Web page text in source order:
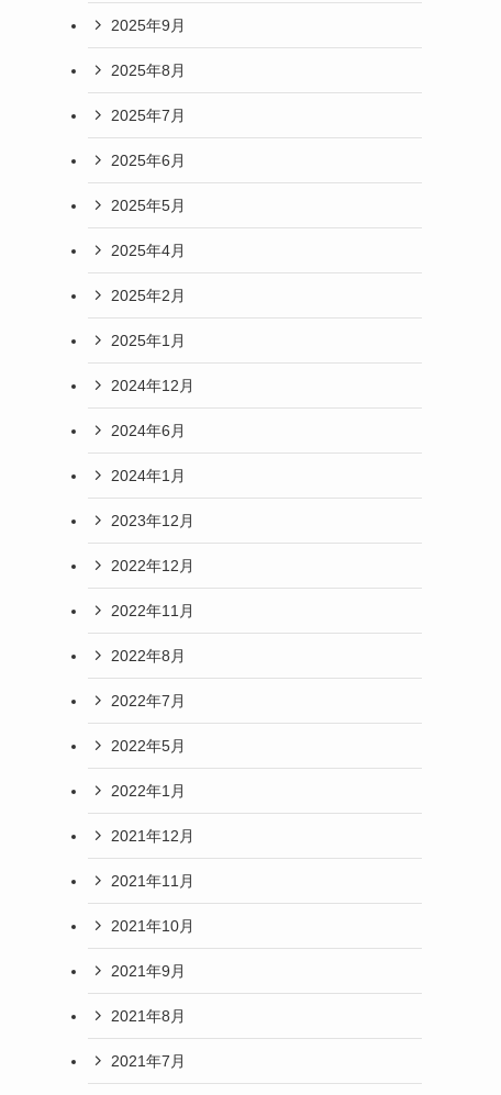
2025年9月
2025年8月
2025年7月
2025年6月
2025年5月
2025年4月
2025年2月
2025年1月
2024年12月
2024年6月
2024年1月
2023年12月
2022年12月
2022年11月
2022年8月
2022年7月
2022年5月
2022年1月
2021年12月
2021年11月
2021年10月
2021年9月
2021年8月
2021年7月